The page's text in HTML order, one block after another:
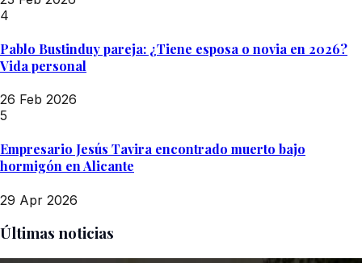
4
Pablo Bustinduy pareja: ¿Tiene esposa o novia en 2026?
Vida personal
26 Feb 2026
5
Empresario Jesús Tavira encontrado muerto bajo
hormigón en Alicante
29 Apr 2026
Últimas noticias